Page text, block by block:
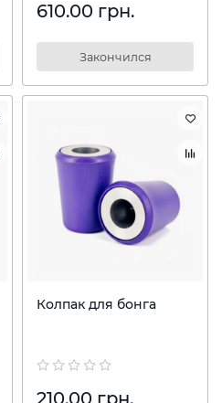
610.00 грн.
Закончился
Колпак для бонга
210.00 грн.